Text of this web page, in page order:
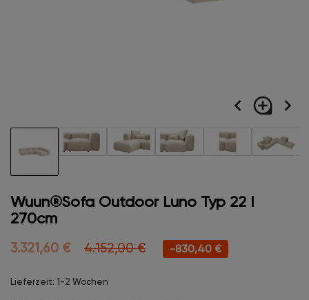
navigate_before loupe navigate_next
Wuun®Sofa Outdoor Luno Typ 22 I
270cm
3.321,60 € 4.152,00 € -830,40 €
Lieferzeit: 1-2 Wochen